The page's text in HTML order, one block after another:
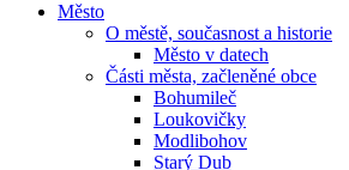
Město
O městě, současnost a historie
Město v datech
Části města, začleněné obce
Bohumileč
Loukovičky
Modlibohov
Starý Dub